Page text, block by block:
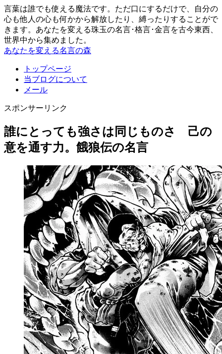
言葉は誰でも使える魔法です。ただ口にするだけで、自分の
心も他人の心も何かから解放したり、縛ったりすることがで
きます。あなたを変える珠玉の名言･格言･金言を古今東西、
世界中から集めました。
あなたを変える名言の森
トップページ
当ブログについて
メール
スポンサーリンク
誰にとっても強さは同じものさ 己の
意を通す力。餓狼伝の名言